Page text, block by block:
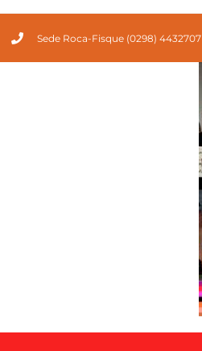
Sede Roca-Fisque (0298) 4432707